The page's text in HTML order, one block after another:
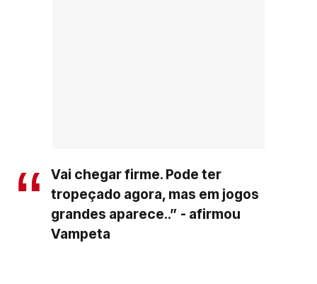
Vai chegar firme. Pode ter
tropeçado agora, mas em jogos
grandes aparece..” - afirmou
Vampeta